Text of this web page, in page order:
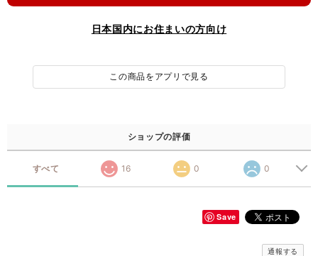
日本国内にお住まいの方向け
この商品をアプリで見る
ショップの評価
すべて 16 0 0
Save
通報する